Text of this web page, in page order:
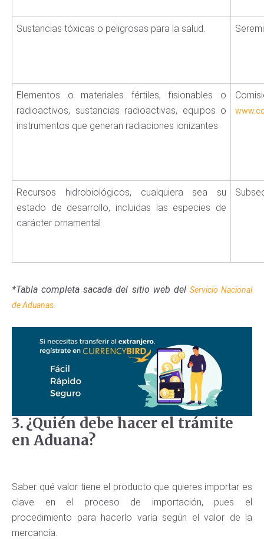
Sustancias tóxicas o peligrosas para la salud.
Elementos o materiales fértiles, fisionables o
radioactivos, sustancias radioactivas, equipos o
instrumentos que generan radiaciones ionizantes
Recursos hidrobiológicos, cualquiera sea su
estado de desarrollo, incluidas las especies de
carácter ornamental
*Tabla completa sacada del sitio web del Servicio Nacional
de Aduanas.
3.¿Quién debe hacer el trámite
en Aduana?
Saber qué valor tiene el producto que quieres importar es
clave en el proceso de importación, pues el
procedimiento para hacerlo varía según el valor de la
mercancía.